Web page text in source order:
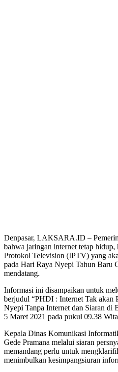
Denpasar, LAKSARA.ID –
bahwa jaringan internet tetap hidup,
Protokol Television (IPTV) yang
pada Hari Raya Nyepi Tahun Baru
mendatang.
Informasi ini disampaikan untuk
berjudul “PHDI : Internet Tak akan
Nyepi Tanpa Internet dan Siaran di
5 Maret 2021 pada pukul 09.38
Kepala Dinas Komunikasi
Gede Pramana melalui siaran
memandang perlu untuk
menimbulkan kesimpangsiuran